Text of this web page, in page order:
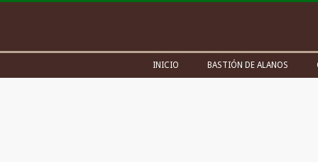
Navigation
INICIO BASTIÓN DE ALANOS